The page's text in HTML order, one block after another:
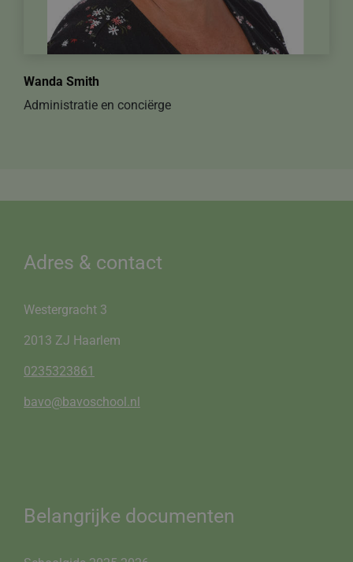
Wanda Smith
Administratie en conciërge
Adres & contact
Westergracht 3
2013 ZJ Haarlem
0235323861
bavo@bavoschool.nl
Belangrijke documenten